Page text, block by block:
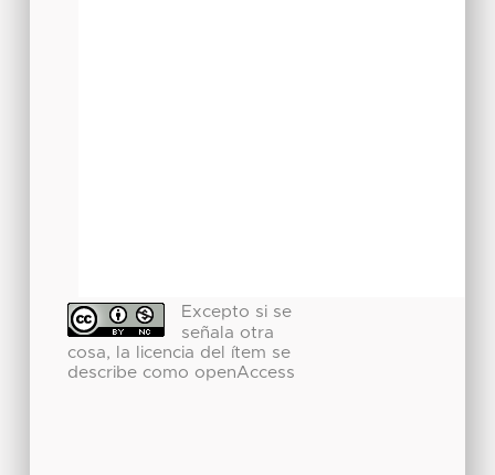
Excepto si se
señala otra
cosa, la licencia del ítem se
describe como openAccess